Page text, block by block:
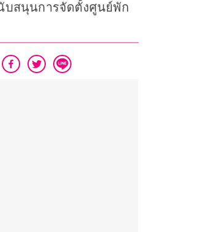
บสนุนการจัดตั้งศูนย์พัก